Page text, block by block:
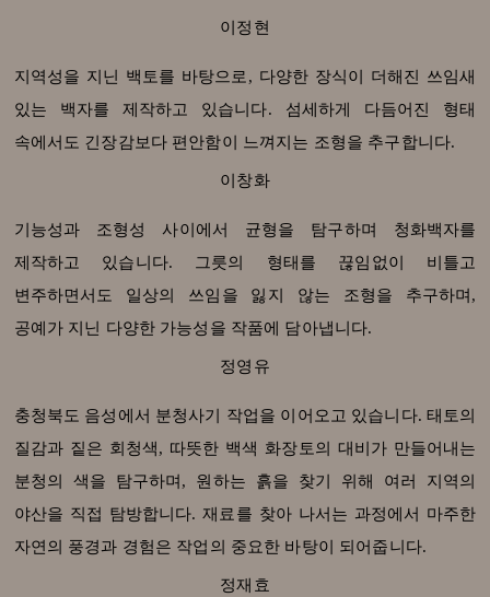
이정현
지역성을 지닌 백토를 바탕으로, 다양한 장식이 더해진 쓰임새
있는 백자를 제작하고 있습니다. 섬세하게 다듬어진 형태
속에서도 긴장감보다 편안함이 느껴지는 조형을 추구합니다.
이창화
기능성과 조형성 사이에서 균형을 탐구하며 청화백자를
제작하고 있습니다. 그릇의 형태를 끊임없이 비틀고
변주하면서도 일상의 쓰임을 잃지 않는 조형을 추구하며,
공예가 지닌 다양한 가능성을 작품에 담아냅니다.
정영유
충청북도 음성에서 분청사기 작업을 이어오고 있습니다. 태토의
질감과 짙은 회청색, 따뜻한 백색 화장토의 대비가 만들어내는
분청의 색을 탐구하며, 원하는 흙을 찾기 위해 여러 지역의
야산을 직접 탐방합니다. 재료를 찾아 나서는 과정에서 마주한
자연의 풍경과 경험은 작업의 중요한 바탕이 되어줍니다.
정재효